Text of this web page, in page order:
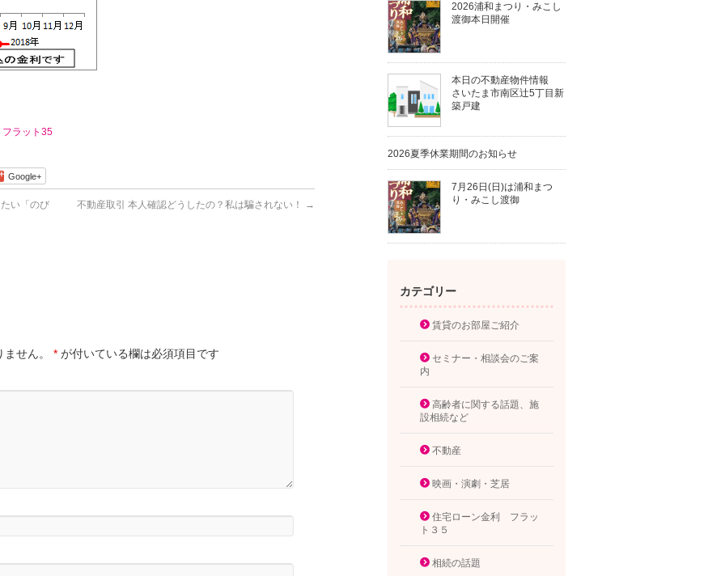
ラット35
Google+
い「のび 不動産取引 本人確認どうしたの？私は騙されない！ →
せん。 * が付いている欄は必須項目です
2026浦和まつり・みこし
渡御本日開催
本日の不動産物件情報
さいたま市南区辻5丁目新
築戸建
2026夏季休業期間のお知らせ
7月26日(日)は浦和まつ
り・みこし渡御
カテゴリー
賃貸のお部屋ご紹介
セミナー・相談会のご案
内
高齢者に関する話題、施
設相続など
不動産
映画・演劇・芝居
住宅ローン金利 フラッ
ト３５
相続の話題